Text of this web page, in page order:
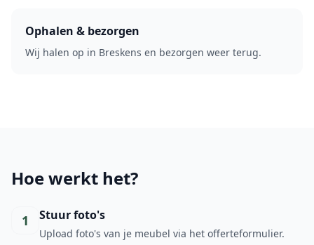
Ophalen & bezorgen
Wij halen op in Breskens en bezorgen weer terug.
Hoe werkt het?
1 Stuur foto's
Upload foto's van je meubel via het offerteformulier.